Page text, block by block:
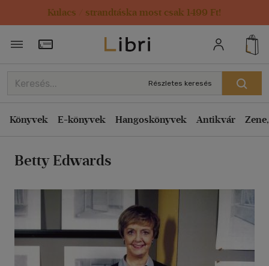
Kulacs / strandtáska most csak 1499 Ft!
Törzsvásárlói Kártya adatai
Részletes keresés
Könyvek E-könyvek Hangoskönyvek Antikvár
Betty Edwards
Rendezés
Kiadás éve szerint csökkenő
Ár szerint csökkenő
Eladott darabszám szerint csökkenő
Szerző szerint A-Z
Megjelenítés